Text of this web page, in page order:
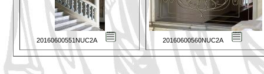
20160600551NUC2A 20160600560NUC2A